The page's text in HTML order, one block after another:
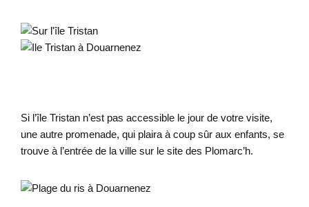
Si l’île Tristan n’est pas accessible le jour de votre visite,
une autre promenade, qui plaira à coup sûr aux enfants, se
trouve à l’entrée de la ville sur le site des Plomarc’h.